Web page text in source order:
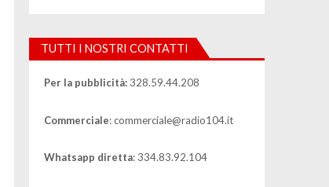
TUTTI I NOSTRI CONTATTI
Per la pubblicità:328.59.44.208
Commerciale: commerciale@radio104.it
Whatsapp diretta: 334.83.92.104